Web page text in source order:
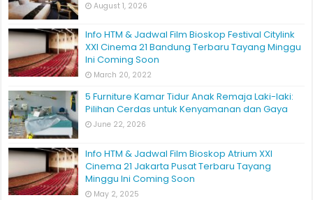
August 1, 2026
Info HTM & Jadwal Film Bioskop Festival Citylink
XXI Cinema 21 Bandung Terbaru Tayang Minggu
Ini Coming Soon
March 20, 2022
5 Furniture Kamar Tidur Anak Remaja Laki-laki:
Pilihan Cerdas untuk Kenyamanan dan Gaya
June 22, 2026
Info HTM & Jadwal Film Bioskop Atrium XXI
Cinema 21 Jakarta Pusat Terbaru Tayang
Minggu Ini Coming Soon
May 2, 2025